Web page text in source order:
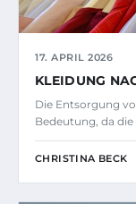
17. APRIL 2026
KLEIDUNG
Die Entsorgung
Bedeutung, da die
CHRISTINA BECK